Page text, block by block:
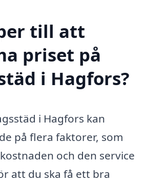
till att
priset på
i Hagfors?
i Hagfors kan
på flera faktorer, som
och den service
att du ska få ett bra